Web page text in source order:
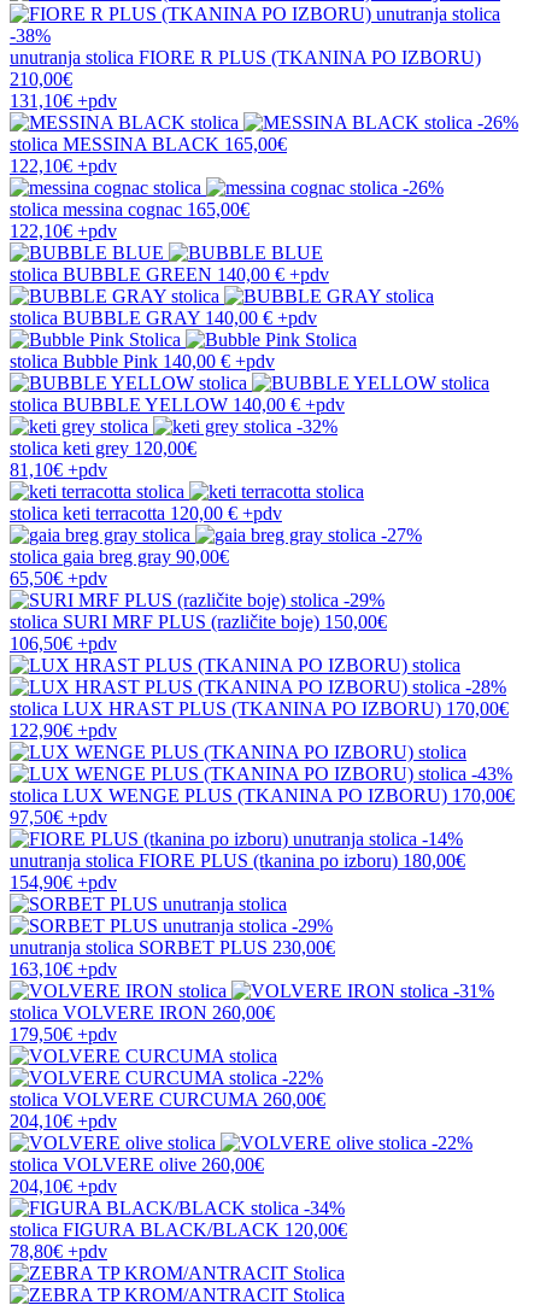
-38%
unutranja stolica FIORE R PLUS (TKANINA PO IZBORU)
210,00€
131,10€ +pdv
-26%
stolica MESSINA BLACK 165,00€
122,10€ +pdv
-26%
stolica messina cognac 165,00€
122,10€ +pdv
stolica BUBBLE GREEN 140,00 € +pdv
stolica BUBBLE GRAY 140,00 € +pdv
stolica Bubble Pink 140,00 € +pdv
stolica BUBBLE YELLOW 140,00 € +pdv
-32%
stolica keti grey 120,00€
81,10€ +pdv
stolica keti terracotta 120,00 € +pdv
-27%
stolica gaia breg gray 90,00€
65,50€ +pdv
-29%
stolica SURI MRF PLUS (različite boje) 150,00€
106,50€ +pdv
-28%
stolica LUX HRAST PLUS (TKANINA PO IZBORU) 170,00€
122,90€ +pdv
-43%
stolica LUX WENGE PLUS (TKANINA PO IZBORU) 170,00€
97,50€ +pdv
-14%
unutranja stolica FIORE PLUS (tkanina po izboru) 180,00€
154,90€ +pdv
-29%
unutranja stolica SORBET PLUS 230,00€
163,10€ +pdv
-31%
stolica VOLVERE IRON 260,00€
179,50€ +pdv
-22%
stolica VOLVERE CURCUMA 260,00€
204,10€ +pdv
-22%
stolica VOLVERE olive 260,00€
204,10€ +pdv
-34%
stolica FIGURA BLACK/BLACK 120,00€
78,80€ +pdv